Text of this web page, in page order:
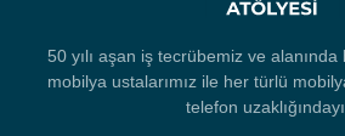
50 yılı aşan iş tecrübemiz ve
mobilya ustalarımız ile her türlü
telefon